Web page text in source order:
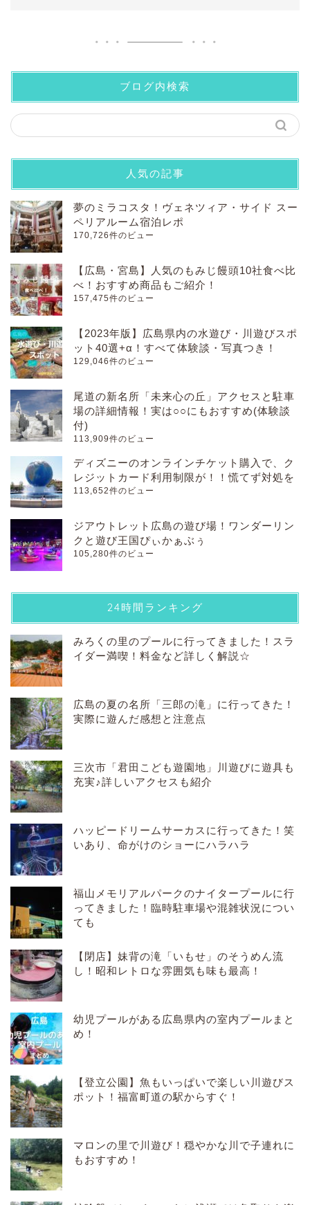
ブログ内検索
人気の記事
夢のミラコスタ！ヴェネツィア・サイド スー
ペリアルーム宿泊レポ
170,726件のビュー
【広島・宮島】人気のもみじ饅頭10社食べ比
べ！おすすめ商品もご紹介！
157,475件のビュー
【2023年版】広島県内の水遊び・川遊びスポ
ット40選+α！すべて体験談・写真つき！
129,046件のビュー
尾道の新名所「未来心の丘」アクセスと駐車
場の詳細情報！実は○○にもおすすめ(体験談
付)
113,909件のビュー
ディズニーのオンラインチケット購入で、ク
レジットカード利用制限が！！慌てず対処を
113,652件のビュー
ジアウトレット広島の遊び場！ワンダーリン
クと遊び王国ぴぃかぁぶぅ
105,280件のビュー
24時間ランキング
みろくの里のプールに行ってきました！スラ
イダー満喫！料金など詳しく解説☆
広島の夏の名所「三郎の滝」に行ってきた！
実際に遊んだ感想と注意点
三次市「君田こども遊園地」川遊びに遊具も
充実♪詳しいアクセスも紹介
ハッピードリームサーカスに行ってきた！笑
いあり、命がけのショーにハラハラ
福山メモリアルパークのナイタープールに行
ってきました！臨時駐車場や混雑状況につい
ても
【閉店】妹背の滝「いもせ」のそうめん流
し！昭和レトロな雰囲気も味も最高！
幼児プールがある広島県内の室内プールまと
め！
【登立公園】魚もいっぱいで楽しい川遊びス
ポット！福富町道の駅からすぐ！
マロンの里で川遊び！穏やかな川で子連れに
もおすすめ！